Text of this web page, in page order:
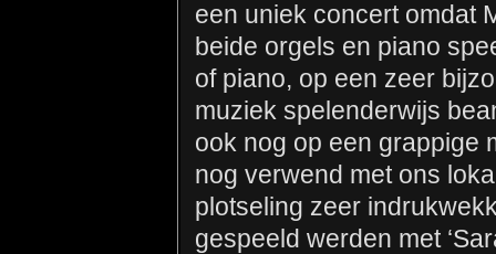
een uniek concert omdat
beide orgels en piano
of piano, op een zeer
muziek spelenderwijs
ook nog op een grappige
nog verwend met ons
plotseling zeer
gespeeld werden met